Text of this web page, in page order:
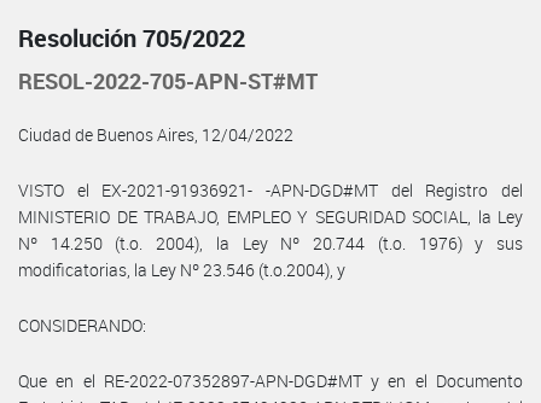
Resolución 705/2022
RESOL-2022-705-APN-ST#MT
Ciudad de Buenos Aires, 12/04/2022
VISTO el EX-2021-91936921- -APN-DGD#MT del Registro del
MINISTERIO DE TRABAJO, EMPLEO Y SEGURIDAD SOCIAL, la Ley
Nº 14.250 (t.o. 2004), la Ley Nº 20.744 (t.o. 1976) y sus
modificatorias, la Ley Nº 23.546 (t.o.2004), y
CONSIDERANDO:
Que en el RE-2022-07352897-APN-DGD#MT y en el Documento